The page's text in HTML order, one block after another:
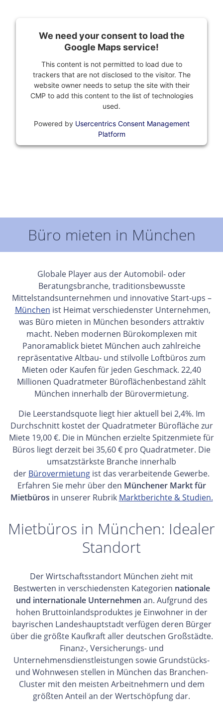
We need your consent to load the
Google Maps service!
This content is not permitted to load due to
trackers that are not disclosed to the visitor. The
website owner needs to setup the site with their
CMP to add this content to the list of technologies
used.
Powered by Usercentrics Consent Management
Platform
Büro mieten in München
Globale Player aus der Automobil- oder
Beratungsbranche, traditionsbewusste
Mittelstandsunternehmen und innovative Start-ups –
München ist Heimat verschiedenster Unternehmen,
was Büro mieten in München besonders attraktiv
macht. Neben modernen Bürokomplexen mit
Panoramablick bietet München auch zahlreiche
repräsentative Altbau- und stilvolle Loftbüros zum
Mieten oder Kaufen für jeden Geschmack. 22,40
Millionen Quadratmeter Büroflächenbestand zählt
München innerhalb der Bürovermietung.
Die Leerstandsquote liegt hier aktuell bei 2,4%. Im
Durchschnitt kostet der Quadratmeter Bürofläche zur
Miete 19,00 €. Die in München erzielte Spitzenmiete für
Büros liegt derzeit bei 35,60 € pro Quadratmeter. Die
umsatzstärkste Branche innerhalb
der Bürovermietung ist das verarbeitende Gewerbe.
Erfahren Sie mehr über den Münchener Markt für
Mietbüros in unserer Rubrik Marktberichte & Studien.
Mietbüros in München: Idealer
Standort
Der Wirtschaftsstandort München zieht mit
Bestwerten in verschiedensten Kategorien nationale
und internationale Unternehmen an. Aufgrund des
hohen Bruttoinlandsproduktes je Einwohner in der
bayrischen Landeshauptstadt verfügen deren Bürger
über die größte Kaufkraft aller deutschen Großstädte.
Finanz-, Versicherungs- und
Unternehmensdienstleistungen sowie Grundstücks-
und Wohnwesen stellen in München das Branchen-
Cluster mit den meisten Arbeitnehmern und dem
größten Anteil an der Wertschöpfung dar.